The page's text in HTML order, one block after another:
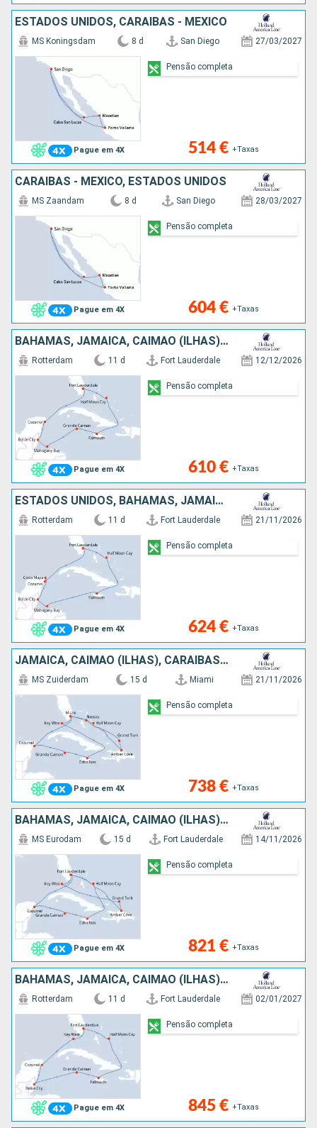
ESTADOS UNIDOS, CARAIBAS - MEXICO
Pague em 4X
MS Koningsdam 8 d San Diego 27/03/2027
514 € +Taxas
Pensão completa
CARAIBAS - MEXICO, ESTADOS UNIDOS
Pague em 4X
MS Zaandam 8 d San Diego 28/03/2027
604 € +Taxas
Pensão completa
BAHAMAS, JAMAICA, CAIMÃO (ILHAS), HONDURAS, BELIZE, CARAIBAS - MEXICO, ESTADOS UNIDOS
Pague em 4X
Rotterdam 11 d Fort Lauderdale 12/12/2026
610 € +Taxas
Pensão completa
ESTADOS UNIDOS, BAHAMAS, JAMAICA, HONDURAS, BELIZE, CARAIBAS - MEXICO
Pague em 4X
Rotterdam 11 d Fort Lauderdale 21/11/2026
624 € +Taxas
Pensão completa
JAMAICA, CAIMÃO (ILHAS), CARAIBAS - MEXICO, REPÚBLICA DOMINICANA, ILHAS TURCAS E CAICOS, BAHAMAS, ESTADOS UNIDOS
Pague em 4X
MS Zuiderdam 15 d Miami 21/11/2026
738 € +Taxas
Pensão completa
BAHAMAS, JAMAICA, CAIMÃO (ILHAS), CARAIBAS - MEXICO, REPÚBLICA DOMINICANA, ILHAS TURCAS E CAICOS, ESTADOS UNIDOS
Pague em 4X
MS Eurodam 15 d Fort Lauderdale 14/11/2026
821 € +Taxas
Pensão completa
BAHAMAS, JAMAICA, CAIMÃO (ILHAS), BELIZE, CARAIBAS - MEXICO, ESTADOS UNIDOS
Pague em 4X
Rotterdam 11 d Fort Lauderdale 02/01/2027
845 € +Taxas
Pensão completa